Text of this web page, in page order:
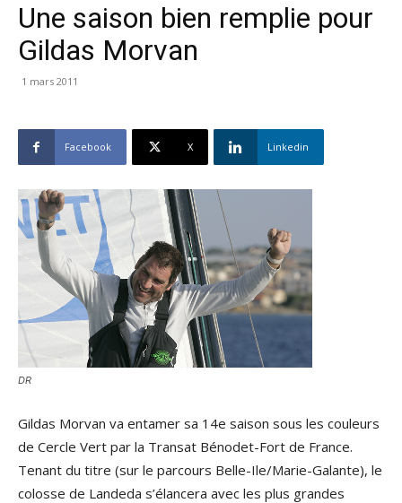
Une saison bien remplie pour
Gildas Morvan
1 mars 2011
Facebook X Linkedin
DR
Gildas Morvan va entamer sa 14e saison sous les couleurs
de Cercle Vert par la Transat Bénodet-Fort de France.
Tenant du titre (sur le parcours Belle-Ile/Marie-Galante), le
colosse de Landeda s’élancera avec les plus grandes